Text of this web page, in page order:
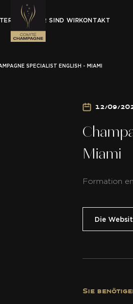
WER SIND WIRKONTAKT
SPECIALIST ENGLISH - MIAMI
12/09/
Miami
Formation
Die
Sie